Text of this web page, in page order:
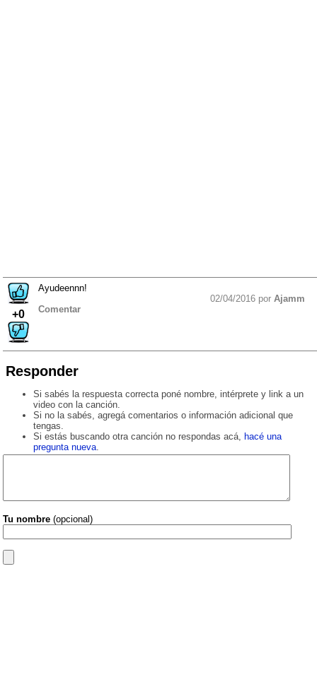
+0
Ayudeennn!
02/04/2016 por Ajamm
Comentar
Responder
Si sabés la respuesta correcta poné nombre, intérprete y link a un
video con la canción.
Si no la sabés, agregá comentarios o información adicional que
tengas.
Si estás buscando otra canción no respondas acá, hacé una
pregunta nueva.
Tu nombre (opcional)